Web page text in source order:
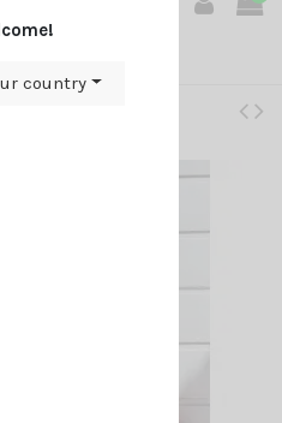
de fita rosa pink
country